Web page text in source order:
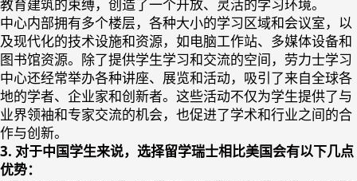
教育建筑的束缚，创造了一个开放、灵活的学习环境。
中心内部拥有多个楼层，各种大小的学习区域和会议室，以
及现代化的技术设施和资源，如电脑工作站、多媒体设备和
图书馆资源。除了提供学生学习和交流的空间，劳力士学习
中心还经常举办各种讲座、展览和活动，吸引了来自全球各
地的学者、企业家和创新者。这些活动不仅为学生提供了与
业界领袖和专家交流的机会，也促进了学术和行业之间的合
作与创新。
3. 对于中国学生来说，选择留学瑞士相比美国会有以下几点
优势：